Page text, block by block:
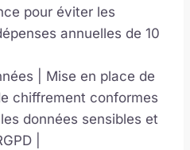
pour éviter les
annuelles de 10
| Mise en place de
chiffrement conformes
données sensibles et
|